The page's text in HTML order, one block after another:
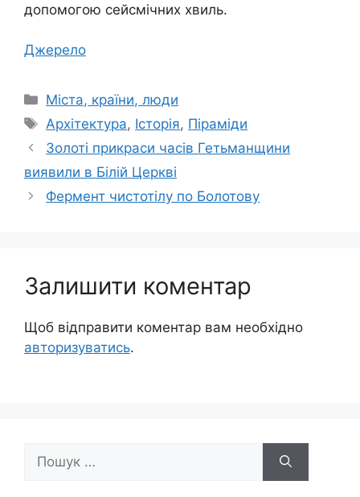
допомогою сейсмічних хвиль.
Джерело
Категорії
Міста, країни, люди
Позначки
Архітектура, Історія, Піраміди
Золоті прикраси часів Гетьманщини
виявили в Білій Церкві
Фермент чистотілу по Болотову
Залишити коментар
Щоб відправити коментар вам необхідно
авторизуватись.